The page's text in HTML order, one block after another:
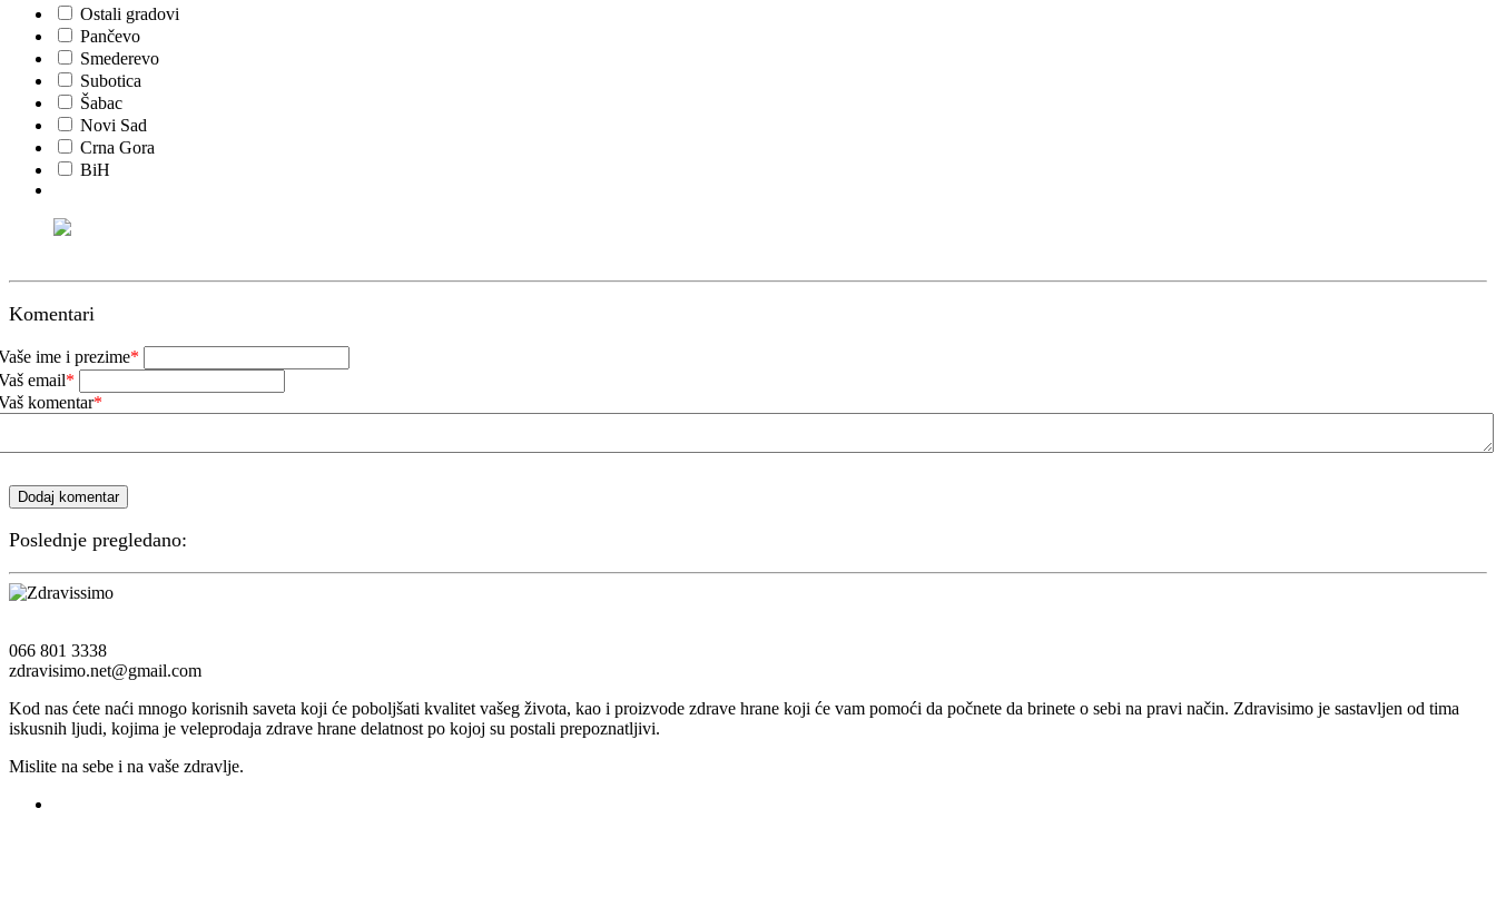
Ostali gradovi
Pančevo
Smederevo
Subotica
Šabac
Novi Sad
Crna Gora
BiH
Komentari
ime i prezime*
email*
komentar*
Dodaj komentar
Poslednje pregledano:
066 801 3338
zdravisimo.net@gmail.com
Kod nas ćete naći mnogo korisnih saveta koji će poboljšati kvalitet vašeg života, kao i proizvode zdrave hrane koji će vam pomoći da počnete da brinete o sebi na pravi način. Zdravisimo je sastavljen od tima
iskusnih ljudi, kojima je veleprodaja zdrave hrane delatnost po kojoj su postali prepoznatljivi.
Mislite na sebe i na vaše zdravlje.